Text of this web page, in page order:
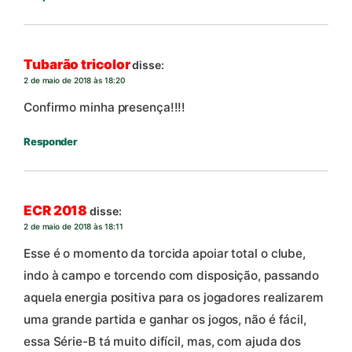
Tubarão tricolordisse:
2 de maio de 2018 às 18:20
Confirmo minha presença!!!!
Responder
ECR 2018 disse:
2 de maio de 2018 às 18:11
Esse é o momento da torcida apoiar total o clube,
indo à campo e torcendo com disposição, passando
aquela energia positiva para os jogadores realizarem
uma grande partida e ganhar os jogos, não é fácil,
essa Série-B tá muito difícil, mas, com ajuda dos